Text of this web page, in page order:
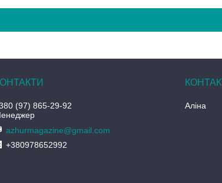
(97) 865-29-92
azhurmagazine@gmail.com
+380978652992
Аліна